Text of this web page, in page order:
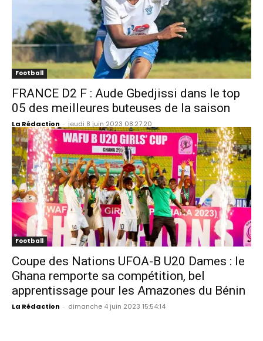
Football
FRANCE D2 F : Aude Gbedjissi dans le top
05 des meilleures buteuses de la saison
La Rédaction - jeudi 8 juin 2023 08:27:20
Football
Coupe des Nations UFOA-B U20 Dames : le
Ghana remporte sa compétition, bel
apprentissage pour les Amazones du Bénin
La Rédaction - dimanche 4 juin 2023 15:54:14